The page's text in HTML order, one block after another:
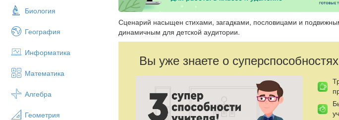
Биология
География
Информатика
Математика
Алгебра
Геометрия
Сценарий насыщен стихами, загадками, пословицами и
динамичным для детской аудитории.
Вы уже знаете о